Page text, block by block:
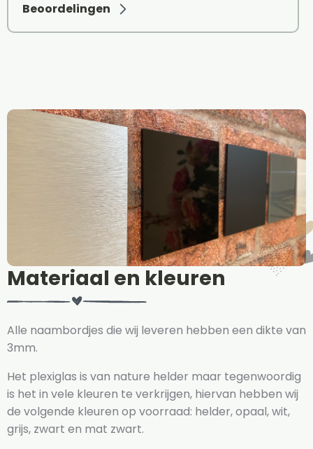
Beoordelingen
Materiaal en kleuren
Alle naambordjes die wij leveren hebben een dikte van
3mm.
Het plexiglas is van nature helder maar tegenwoordig
is het in vele kleuren te verkrijgen, hiervan hebben wij
de volgende kleuren op voorraad: helder, opaal, wit,
grijs, zwart en mat zwart.